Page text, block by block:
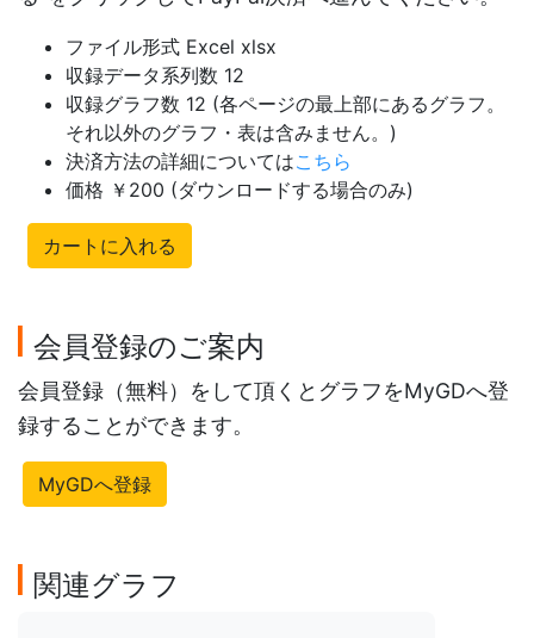
ファイル形式 Excel xlsx
収録データ系列数 12
収録グラフ数 12 (各ページの最上部にあるグラフ。
それ以外のグラフ・表は含みません。)
決済方法の詳細についてはこちら
価格 ￥200 (ダウンロードする場合のみ)
カートに入れる
会員登録のご案内
会員登録（無料）をして頂くとグラフをMyGDへ登
録することができます。
MyGDへ登録
関連グラフ